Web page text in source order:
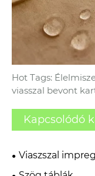
Hot Tags:
viasszal bevont
Kapcsolódó
Viaszszal